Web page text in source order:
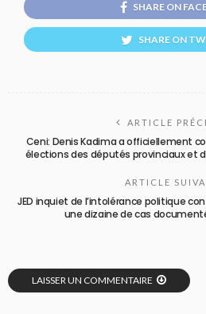
SHARE ON
SHARE ON
ARTICLE
Ceni: Denis Kadima a officiellement
élections des députés provinciaux et
ARTICLE
JED inquiet de l’intolérance politique
une dizaine de cas
LAISSER UN COMMENTAIRE